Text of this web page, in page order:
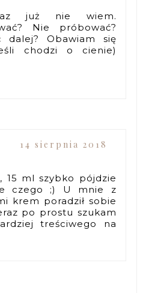
już nie wiem.
Nie próbować?
dalej? Obawiam się
chodzi o cienie)
14 sierpnia 2018
15 ml szybko pójdzie
czego ;) U mnie z
krem poradził sobie
po prostu szukam
treściwego na